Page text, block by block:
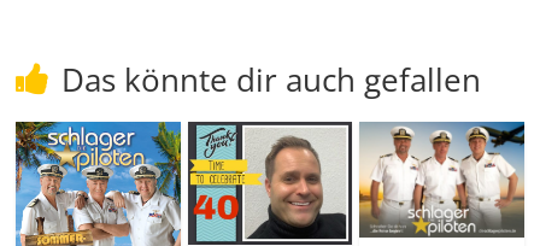
Das könnte dir auch gefallen